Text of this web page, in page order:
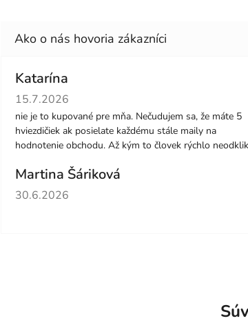
Katarína
Hodnotenie obchodu je 5 z 5 hviezdičiek.
15.7.2026
nie je to kupované pre mňa. Nečudujem sa, že máte 5
hviezdičiek ak posielate každému stále maily na
hodnotenie obchodu. Až kým to človek rýchlo
Martina Šáriková
Hodnotenie obchodu je 5 z 5 hviezdičiek.
30.6.2026